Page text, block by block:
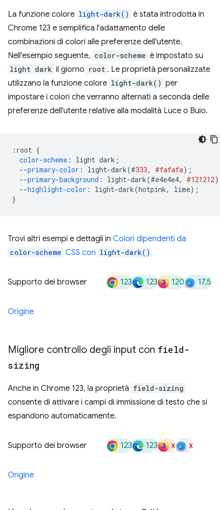
La funzione colore light-dark() è stata introdotta in
Chrome 123 e semplifica l'adattamento delle
combinazioni di colori alle preferenze dell'utente.
Nell'esempio seguente, color-scheme è impostato su
light dark il giorno root . Le proprietà personalizzate
utilizzano la funzione colore light-dark() per
impostare i colori che verranno alternati a seconda delle
preferenze dell'utente relative alla modalità Luce o Buio.
: root {
color-scheme : light dark ;
--primary-color : light-dark(#333, #fafafa);
--primary-background : light-dark(#e4e4e4, #121212
--highlight-color : light-dark(hotpink, lime);
}
Trovi altri esempi e dettagli in Colori dipendenti da
color-scheme CSS con light-dark()
Supporto dei browser 123 123 120 17,5
Origine
Migliore controllo degli input con field-
sizing
Anche in Chrome 123, la proprietà field-sizing
consente di attivare i campi di immissione di testo che si
espandono automaticamente.
Supporto dei browser 123 123 x x
Origine